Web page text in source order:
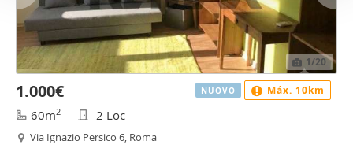
1/20
1.000€
60m2 2 Loc
Via Ignazio Persico 6, Roma
NUOVO Máx. 10km